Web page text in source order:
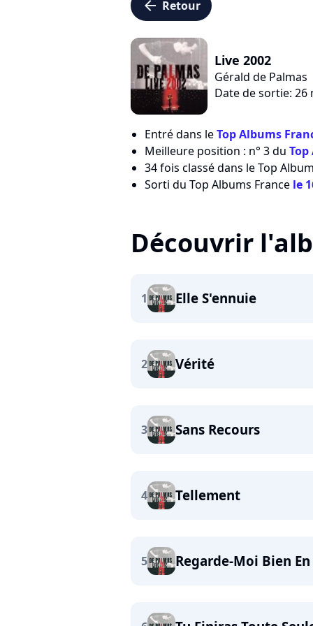
arrow_left Retour
Live 2002
Gérald de Palmas
Date de sortie: 26
Entré dans leTop Albums
Meilleure position : n° 3 du Top
34 fois classé dans le Top
Sorti du Top Albums France le
Découvrir
1 Elle S'ennuie
2 Vérité
3 Sans Recours
4 Tellement
5 Regarde-Moi Bien En